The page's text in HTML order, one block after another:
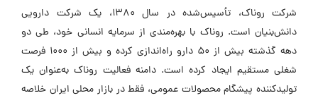
شرکت روناک، تأسیس‌شده در سال ۱۳۸۰، یک شرکت دارویی
دانش‌بنیان است. روناک با بهره‌مندی از سرمایه انسانی خود، طی دو
دهه گذشته بیش از ۵۰ دارو راه‌اندازی کرده و بیش از ۱۰۰۰ فرصت
شغلی مستقیم ایجاد کرده است. دامنه فعالیت روناک به‌عنوان یک
تولیدکننده پیشگام محصولات عمومی، فقط در بازار محلی ایران خلاصه